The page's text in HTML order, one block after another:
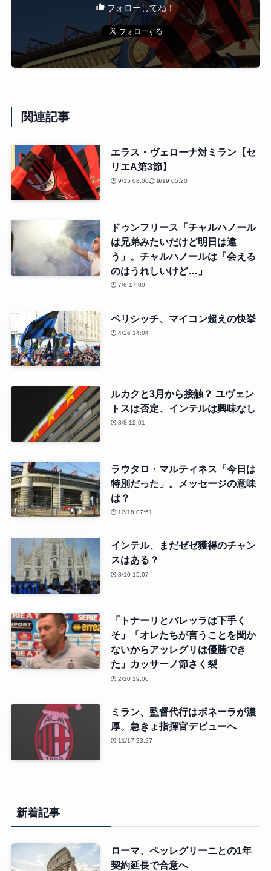
フォローしてね！
関連記事
エラス・ヴェローナ対ミラン【セ
リエA第3節】
9/15 08:00 9/19 05:20
ドゥンフリース「チャルハノール
は兄弟みたいだけど明日は違
う」。チャルハノールは「会える
のはうれしいけど…」
7/6 17:00
ペリシッチ、マイコン超えの快挙
4/26 14:04
ルカクと3月から接触？ ユヴェン
トスは否定、インテルは興味なし
8/8 12:01
ラウタロ・マルティネス「今日は
特別だった」。メッセージの意味
は？
12/18 07:51
インテル、まだゼゼ獲得のチャン
スはある？
8/10 15:07
「トナーリとバレッラは下手く
そ」「オレたちが言うことを聞か
ないからアッレグリは優勝でき
た」カッサーノ節さく裂
2/20 19:00
ミラン、監督代行はボネーラが濃
厚。急きょ指揮官デビューへ
11/17 23:27
新着記事
ローマ、ペッレグリーニとの1年
契約延長で合意へ